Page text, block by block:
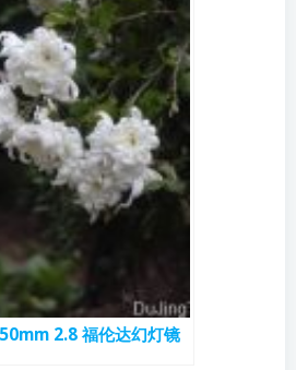
2.8 福伦达幻灯镜